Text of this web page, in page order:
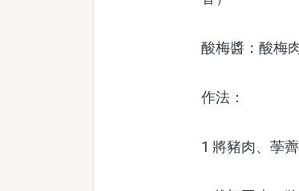
酸梅醬：酸梅
作法：
1 將豬肉、荸